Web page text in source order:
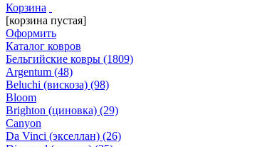
Корзина
[корзина пустая]
Оформить
Каталог ковров
Бельгийские ковры (1809)
Argentum (48)
Beluchi (вискоза) (98)
Bloom
Brighton (циновка) (29)
Canyon
Da Vinci (экселлан) (26)